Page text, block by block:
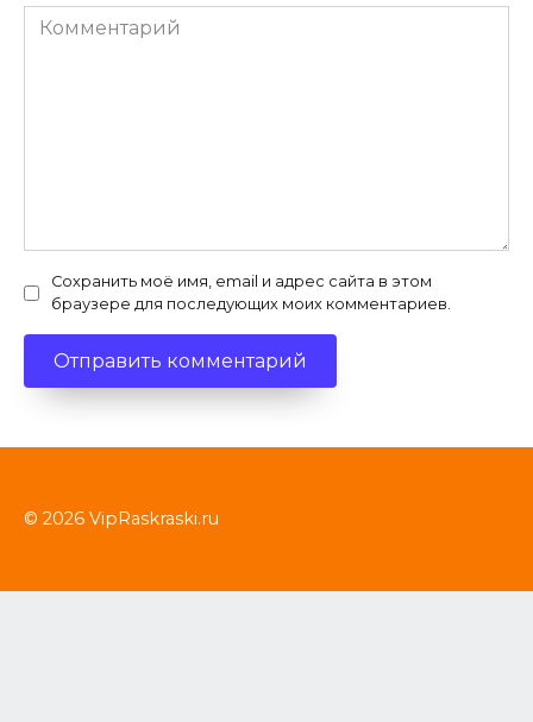
Комментарий
Сохранить моё имя, email и адрес сайта в этом
браузере для последующих моих комментариев.
© 2026 VipRaskraski.ru